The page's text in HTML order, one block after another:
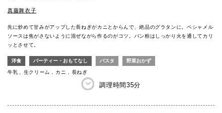
真藤舞衣子
先に炒めて甘みがアップした長ねぎがカニとからんで、絶品のグラタンに。ベシャメル
ソースは焦がさないように混ぜながら作るのがコツ。パン粉はしっかり火を通してカリ
ッとさせて。
洋食 パーティー・おもてなし パスタ 野菜おかず
牛乳 生クリーム カニ 長ねぎ
調理時間35分